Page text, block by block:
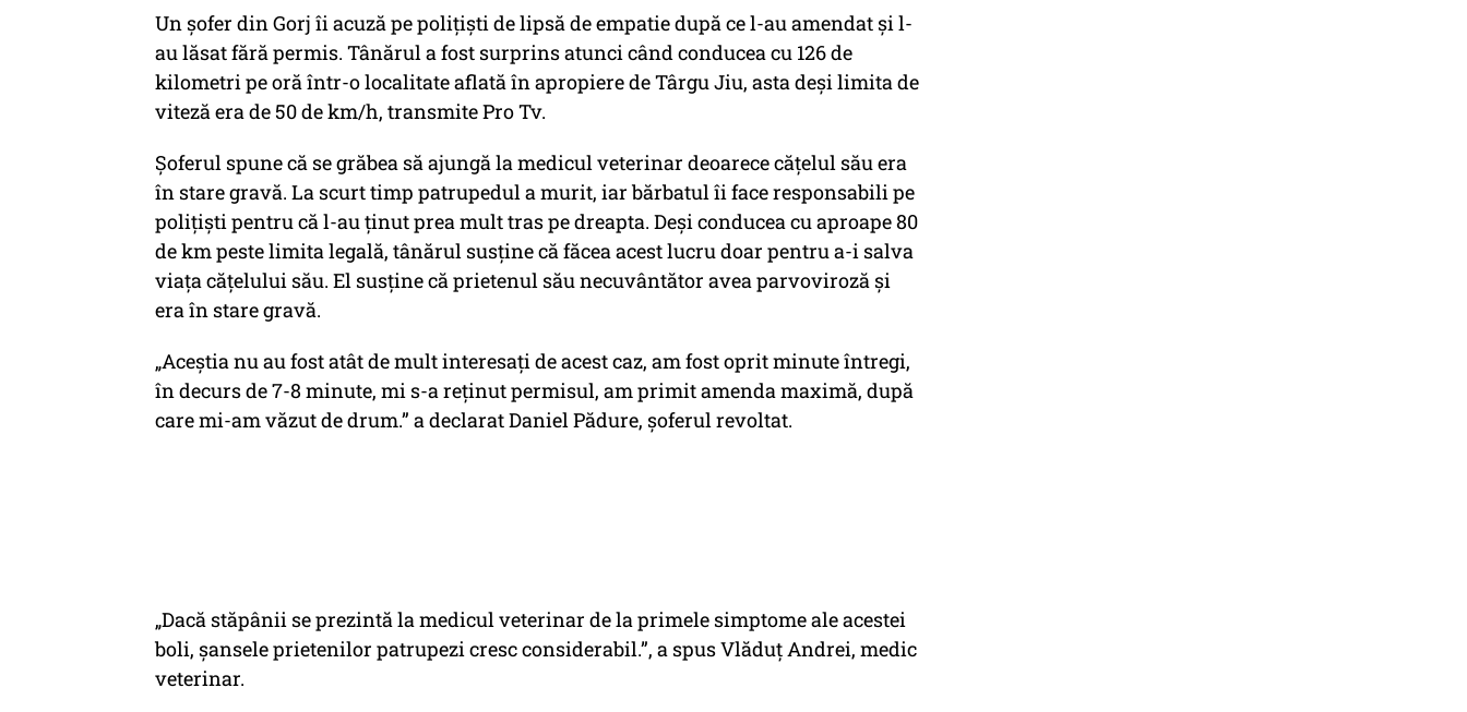
Un șofer din Gorj îi acuză pe polițiști de lipsă de empatie după ce l-au amendat și l-
au lăsat fără permis. Tânărul a fost surprins atunci când conducea cu 126 de
kilometri pe oră într-o localitate aflată în apropiere de Târgu Jiu, asta deși limita de
viteză era de 50 de km/h, transmite Pro Tv.
Șoferul spune că se grăbea să ajungă la medicul veterinar deoarece cățelul său era
în stare gravă. La scurt timp patrupedul a murit, iar bărbatul îi face responsabili pe
poliţişti pentru că l-au ținut prea mult tras pe dreapta. Deși conducea cu aproape 80
de km peste limita legală, tânărul susține că făcea acest lucru doar pentru a-i salva
viața cățelului său. El susține că prietenul său necuvântător avea parvoviroză şi
era în stare gravă.
„Aceştia nu au fost atât de mult interesaţi de acest caz, am fost oprit minute întregi,
în decurs de 7-8 minute, mi s-a reţinut permisul, am primit amenda maximă, după
care mi-am văzut de drum.” a declarat Daniel Pădure, șoferul revoltat.
„Dacă stăpânii se prezintă la medicul veterinar de la primele simptome ale acestei
boli, şansele prietenilor patrupezi cresc considerabil.”, a spus Vlăduț Andrei, medic
veterinar.